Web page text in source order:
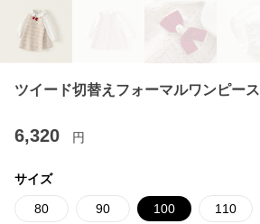
ツイード切替えフォーマルワンピース
6,320 円
サイズ
80 90 100 110